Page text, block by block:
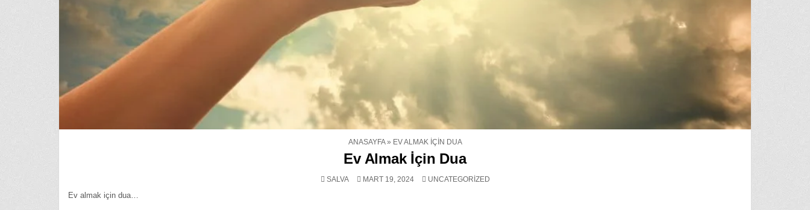
ANASAYFA» EV ALMAK İÇIN DUA
Ev Almak İçin Dua
SALVA MART 19, 2024
POSTED
UNCATEGORIZED
Ev almak için dua…